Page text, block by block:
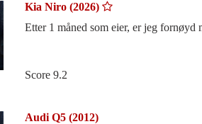
Kia Niro (2026)
Etter 1 måned som eier, er jeg fornøyd
Score 9.2
Audi Q5 (2012)